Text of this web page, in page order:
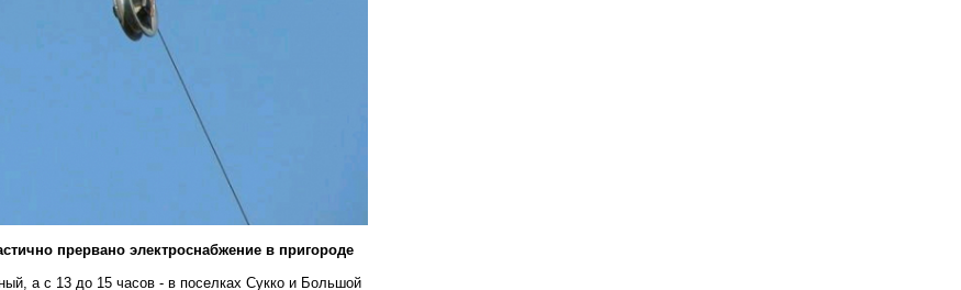
прервано электроснабжение в пригороде
а с 13 до 15 часов - в поселках Сукко и Большой